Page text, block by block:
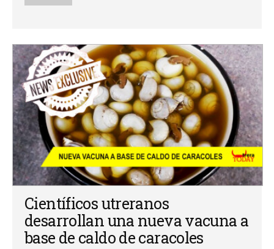
Científicos utreranos
desarrollan una nueva vacuna a
base de caldo de caracoles